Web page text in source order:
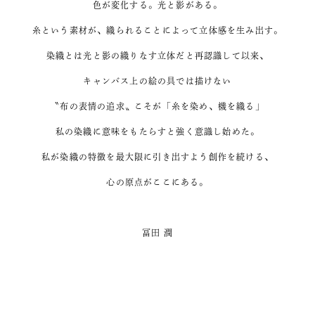
色が変化する。光と影がある。
糸という素材が、織られることによって立体感を生み出す。
染織とは光と影の織りなす立体だと再認識して以来、
キャンバス上の絵の具では描けない
〝布の表情の追求〟こそが「糸を染め、機を織る」
私の染織に意味をもたらすと強く意識し始めた。
私が染織の特徴を最大限に引き出すよう創作を続ける、
心の原点がここにある。
冨田 潤